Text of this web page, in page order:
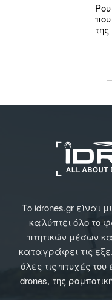
της
Το idrones.gr είναι
καλύπτει όλο το
πτητικών μέσων
καταγράφει τις
όλες τις πτυχές
drones, της